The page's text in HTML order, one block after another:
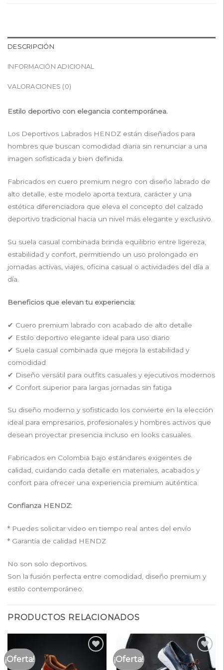
DESCRIPCIÓN
INFORMACIÓN ADICIONAL
VALORACIONES (0)
Estilo deportivo con elegancia contemporánea.
Los Deportivos Labrados HENDZ están diseñados para
hombres que buscan comodidad diaria sin renunciar a una
imagen sofisticada y bien definida.
Fabricados en cuero premium negro con diseño labrado de
alto detalle, este modelo aporta textura, carácter y una
estética diferenciadora que eleva el concepto del calzado
deportivo tradicional hacia un nivel más elegante y exclusivo.
Su suela casual combinada brinda equilibrio entre ligereza,
estabilidad y confort, permitiendo un uso prolongado en
jornadas activas, viajes, oficina casual o actividades del día a
día.
Beneficios que elevan tu experiencia:
✔ Cuero premium labrado con acabado de alto detalle
✔ Estilo deportivo elegante ideal para uso diario
✔ Suela casual combinada que mejora la estabilidad y
comodidad
✔ Diseño versátil para outfits casuales y ejecutivos modernos
✔ Confort superior para largas jornadas sin fatiga
Su diseño moderno y sofisticado los convierte en la elección
ideal para empresarios, profesionales y hombres activos que
desean proyectar presencia incluso en looks casuales.
Fabricados en Colombia bajo estándares exigentes de
calidad, cuidando cada detalle en materiales, acabados y
confort para ofrecer una experiencia premium auténtica.
Confianza HENDZ:
* Puedes solicitar video en tiempo real antes del envío
* Garantía de calidad HENDZ
No son solo deportivos.
Son la fusión perfecta entre comodidad, diseño premium y
estilo contemporáneo.
PRODUCTOS RELACIONADOS
¡Oferta! ¡Oferta!
Añadir
a la